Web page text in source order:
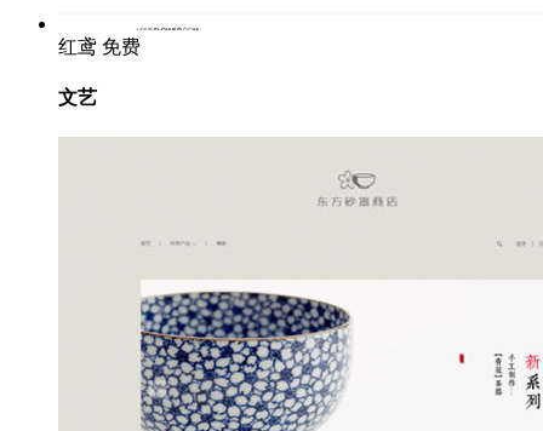
红鸢 免费
文艺